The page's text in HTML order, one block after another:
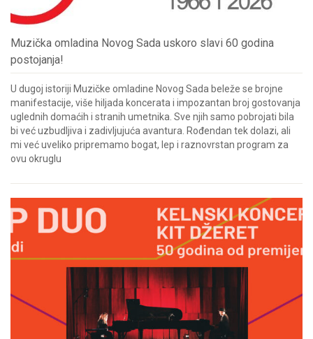
Muzička omladina Novog Sada uskoro slavi 60 godina
postojanja!
U dugoj istoriji Muzičke omladine Novog Sada beleže se brojne
manifestacije, više hiljada koncerata i impozantan broj gostovanja
uglednih domaćih i stranih umetnika. Sve njih samo pobrojati bila
bi već uzbudljiva i zadivljujuća avantura. Rođendan tek dolazi, ali
mi već uveliko pripremamo bogat, lep i raznovrstan program za
ovu okruglu